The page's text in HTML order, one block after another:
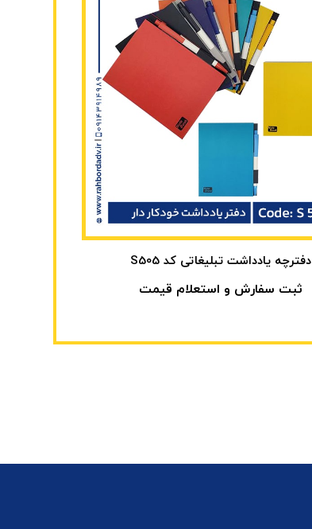
دفترچه یادداشت تبلیغاتی کد S505
ثبت سفارش و استعلام قیمت